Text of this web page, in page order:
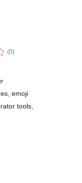
(0કુલ
રેટિંગ્સ
)
emoji
tools,